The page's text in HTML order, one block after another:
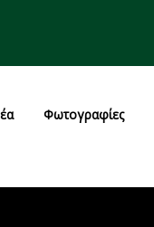
Φωτογραφίες